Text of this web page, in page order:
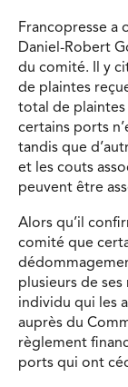
Francopresse a
Daniel-Robert
du comité. Il y
de plaintes
total de plaintes
certains ports
tandis que
et les couts
peuvent être
Alors qu’il
comité que
plusieurs de
individu qui les
auprès du
règlement
ports qui ont